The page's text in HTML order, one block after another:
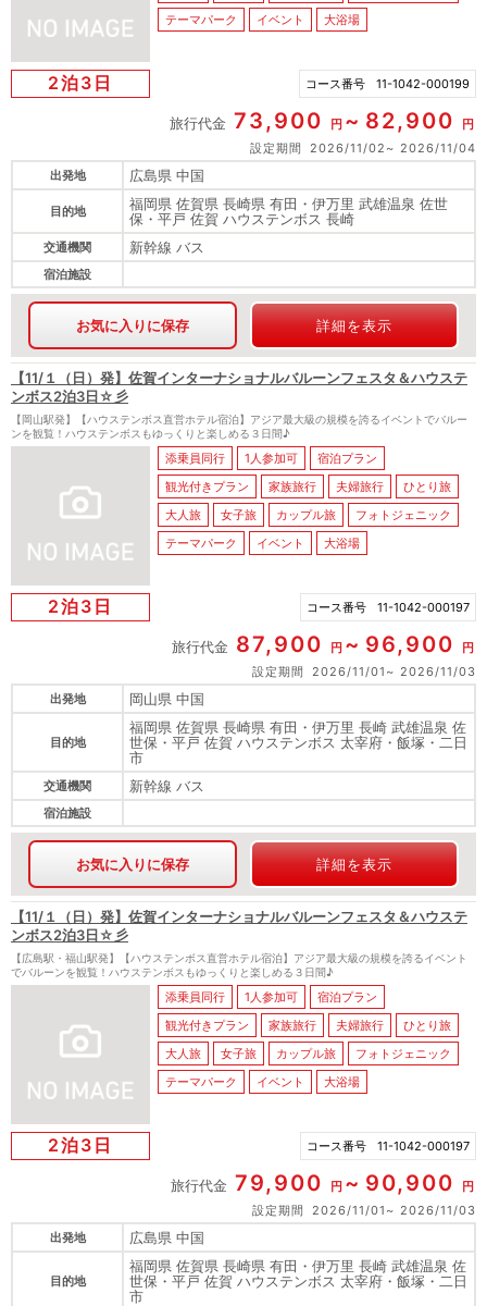
テーマパーク
イベント 大浴場
2泊3日 コース番号 11-1042-000199
旅行代金 73,900 円 82,900
円
設定期間
2026/11/02
2026/11/04
出発地
広島県 中国
目的地
福岡県 佐賀県 長崎県 有田・伊万里 武雄温泉 佐世
保・平戸 佐賀 ハウステンボス 長崎
交通機関 新幹線 バス
宿泊施設
お気に入りに保存 詳細を表示
【11/１（日）発】佐賀インターナショナルバルーンフェスタ＆ハウステ
ンボス2泊3日☆彡
【岡山駅発】【ハウステンボス直営ホテル宿泊】アジア最大級の規模を誇るイベントでバルー
ンを観覧！ハウステンボスもゆっくりと楽しめる３日間♪
添乗員同行 1人参加可
宿泊プラン
観光付きプラン
家族旅行 夫婦旅行
ひとり旅
大人旅
女子旅 カップル旅
フォトジェニック
テーマパーク
イベント 大浴場
2泊3日 コース番号 11-1042-000197
旅行代金 87,900 円 96,900
円
設定期間
2026/11/01
2026/11/03
出発地
岡山県 中国
目的地
福岡県 佐賀県 長崎県 有田・伊万里 長崎 武雄温泉 佐
世保・平戸 佐賀 ハウステンボス 太宰府・飯塚・二日
市
交通機関 新幹線 バス
宿泊施設
お気に入りに保存 詳細を表示
【11/１（日）発】佐賀インターナショナルバルーンフェスタ＆ハウステ
ンボス2泊3日☆彡
【広島駅・福山駅発】【ハウステンボス直営ホテル宿泊】アジア最大級の規模を誇るイベント
でバルーンを観覧！ハウステンボスもゆっくりと楽しめる３日間♪
添乗員同行 1人参加可
宿泊プラン
観光付きプラン
家族旅行 夫婦旅行
ひとり旅
大人旅
女子旅 カップル旅
フォトジェニック
テーマパーク
イベント 大浴場
2泊3日 コース番号 11-1042-000197
旅行代金 79,900 円 90,900
円
設定期間
2026/11/01
2026/11/03
出発地
広島県 中国
目的地
福岡県 佐賀県 長崎県 有田・伊万里 長崎 武雄温泉 佐
世保・平戸 佐賀 ハウステンボス 太宰府・飯塚・二日
市